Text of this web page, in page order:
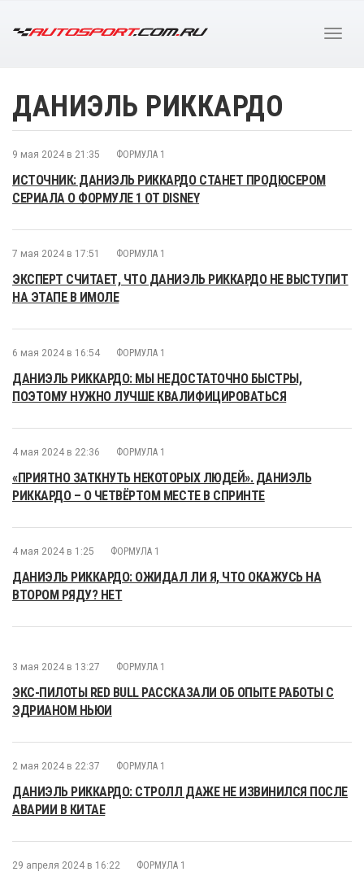
ДАНИЭЛЬ РИККАРДО
9 мая 2024 в 21:35 ФОРМУЛА 1
ИСТОЧНИК: ДАНИЭЛЬ РИККАРДО СТАНЕТ ПРОДЮСЕРОМ
СЕРИАЛА О ФОРМУЛЕ 1 ОТ DISNEY
7 мая 2024 в 17:51 ФОРМУЛА 1
ЭКСПЕРТ СЧИТАЕТ, ЧТО ДАНИЭЛЬ РИККАРДО НЕ ВЫСТУПИТ
НА ЭТАПЕ В ИМОЛЕ
6 мая 2024 в 16:54 ФОРМУЛА 1
ДАНИЭЛЬ РИККАРДО: МЫ НЕДОСТАТОЧНО БЫСТРЫ,
ПОЭТОМУ НУЖНО ЛУЧШЕ КВАЛИФИЦИРОВАТЬСЯ
4 мая 2024 в 22:36 ФОРМУЛА 1
«ПРИЯТНО ЗАТКНУТЬ НЕКОТОРЫХ ЛЮДЕЙ». ДАНИЭЛЬ
РИККАРДО – О ЧЕТВЁРТОМ МЕСТЕ В СПРИНТЕ
4 мая 2024 в 1:25 ФОРМУЛА 1
ДАНИЭЛЬ РИККАРДО: ОЖИДАЛ ЛИ Я, ЧТО ОКАЖУСЬ НА
ВТОРОМ РЯДУ? НЕТ
3 мая 2024 в 13:27 ФОРМУЛА 1
ЭКС-ПИЛОТЫ RED BULL РАССКАЗАЛИ ОБ ОПЫТЕ РАБОТЫ С
ЭДРИАНОМ НЬЮИ
2 мая 2024 в 22:37 ФОРМУЛА 1
ДАНИЭЛЬ РИККАРДО: СТРОЛЛ ДАЖЕ НЕ ИЗВИНИЛСЯ ПОСЛЕ
АВАРИИ В КИТАЕ
29 апреля 2024 в 16:22 ФОРМУЛА 1